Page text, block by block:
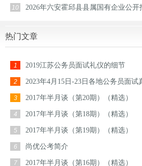
10 2026年六安霍邱县县属国有企业公开
热门文章
1 2019江苏公务员面试礼仪的细节
2 2023年4月15日-23日各地公务员面试
3 2017年半月谈（第20期）（精选）
4 2017年半月谈（第18期）（精选）
5 2017年半月谈（第19期）（精选）
6 尚优公考简介
7 2017年半月谈（第16期）（精选）